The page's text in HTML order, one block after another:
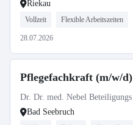
Riekau
Vollzeit Flexible Arbeitszeiten
28.07.2026
Pflegefachkraft (m/w/d)
Dr. Dr. med. Nebel
Bad Seebruch